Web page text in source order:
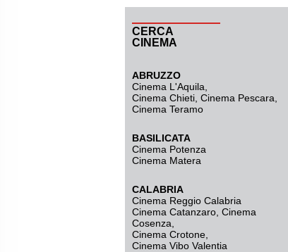
CERCA
CINEMA
ABRUZZO
Cinema L'Aquila
Cinema Chieti, Cinema Pescara,
Cinema Teramo
BASILICATA
Cinema Potenza
Cinema Matera
CALABRIA
Cinema Reggio Calabria
Cinema Catanzaro Cinema
Cosenza
Cinema Crotone
Cinema Vibo Valentia